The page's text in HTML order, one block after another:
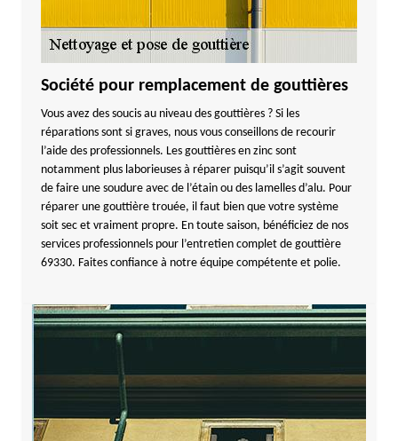
Société pour remplacement de gouttières
Vous avez des soucis au niveau des gouttières ? Si les
réparations sont si graves, nous vous conseillons de recourir
l’aide des professionnels. Les gouttières en zinc sont
notamment plus laborieuses à réparer puisqu’il s’agit souvent
de faire une soudure avec de l’étain ou des lamelles d’alu. Pour
réparer une gouttière trouée, il faut bien que votre système
soit sec et vraiment propre. En toute saison, bénéficiez de nos
services professionnels pour l’entretien complet de gouttière
69330. Faites confiance à notre équipe compétente et polie.